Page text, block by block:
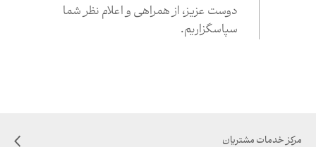
دوست عزیز،‌ از همراهی و اعلام نظر شما
سپاسگزاریم.
مرکز خدمات مشتریان